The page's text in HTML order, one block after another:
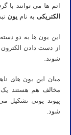
اتم ها می توانند با
الکتریکی به نام یون
این یون ها به دو
از دست دادن
شوند.
میان این یون های
مخالف هم هستند یک
پیوند یونی تشکیل
شود.